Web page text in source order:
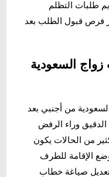
طلبات التظلم
فرص قبول الطلب بعد
السعودية
من أجنبي بعد
وراء الرفض
من الحالات يكون
الإقامة للطرف
تعديل صياغة خطاب